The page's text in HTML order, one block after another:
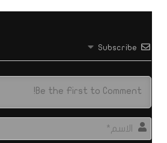
Subscribe